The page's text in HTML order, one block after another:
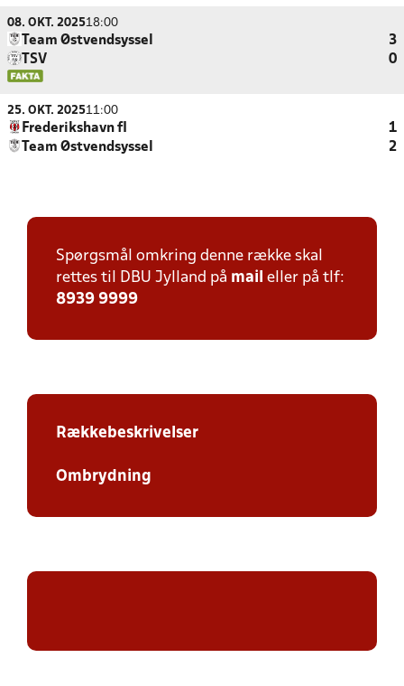
08. OKT. 202518:00
Team Østvendsyssel
3
TSV
0
25. OKT. 202511:00
Frederikshavn fI
1
Team Østvendsyssel
2
Spørgsmål omkring denne række skal
rettes til DBU Jylland på mail eller på tlf:
8939 9999
Rækkebeskrivelser
Ombrydning